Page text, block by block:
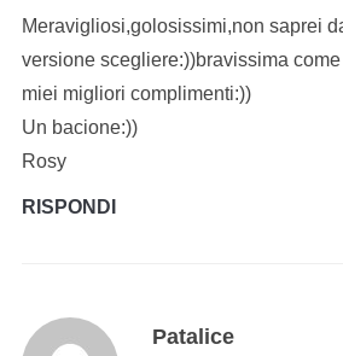
Meravigliosi,golosissimi,non saprei
versione scegliere:))bravissima
miei migliori complimenti:))
Un bacione:))
Rosy
RISPONDI
Patalice